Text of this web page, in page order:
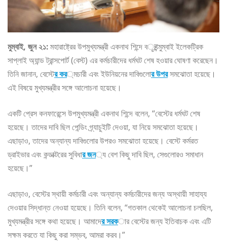
মুম্বাই, জুন ২১:মহারাষ্ট্রের উপমুখ্যমন্ত্রী একনাথ শিন্দে বृहন্মুম্বাই ইলেকট্রিক
সাপ্লাই অ্যান্ড ট্রান্সপোর্ট (বেস্ট) এর কর্মচারীদের ধর্মঘট শেষ হওয়ার ঘোষণা করেছেন।
তিনি জানান, বেস্টের কর্মচারী এবং ইউনিয়নের দাবিগুলোর উপরসমঝোতা হয়েছে।
এই বিষয়ে মুখ্যমন্ত্রীর সঙ্গে আলোচনা হয়েছে।
একটি প্রেস কনফারেন্সে উপমুখ্যমন্ত্রী একনাথ শিন্দে বলেন, “বেস্টের ধর্মঘট শেষ
হয়েছে। তাদের দাবি ছিল পেন্ডিং গ্র্যাচুইটি দেওয়া, যা নিয়ে সমঝোতা হয়েছে।
এছাড়াও, তাদের অন্যান্য দাবিগুলোর উপরও সমঝোতা হয়েছে। বেস্টে কর্মরত
ড্রাইভার এবং কন্ডাক্টরের সুবিধার জন্য বেশ কিছু দাবি ছিল, সেগুলোরও সমাধান
হয়েছে।”
এছাড়াও, বেস্টের স্থায়ী কর্মচারী এবং অন্যান্য কর্মচারীদের জন্য অস্থায়ী সাহায্য
দেওয়ার সিদ্ধান্ত নেওয়া হয়েছে। তিনি বলেন, “গতকাল থেকেই আলোচনা চলছিল,
মুখ্যমন্ত্রীর সঙ্গে কথা হয়েছে। আমাদের সরকার বেস্টের জন্য ইতিবাচক এবং এটি
সক্ষম করতে যা কিছু করা সম্ভব, আমরা করব।”